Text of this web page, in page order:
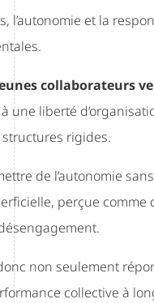
l’autonomie et la
collaborateurs
une liberté
rigides.
de l’autonomie
perçue
non seulement
collective à